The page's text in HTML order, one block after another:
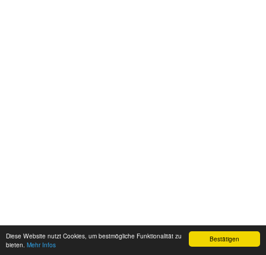
Bestätigen
Diese Website nutzt Cookies, um bestmögliche Funktionalität zu
bieten. Mehr Infos